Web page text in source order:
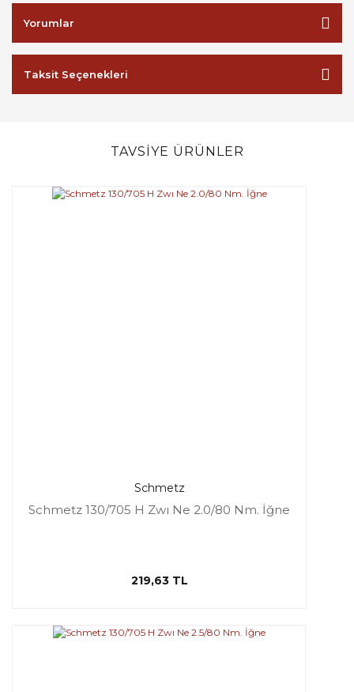
Yorumlar
Taksit Seçenekleri
TAVSİYE ÜRÜNLER
Schmetz
Schmetz 130/705 H Zwı Ne 2.0/80 Nm. İğne
219,63 TL